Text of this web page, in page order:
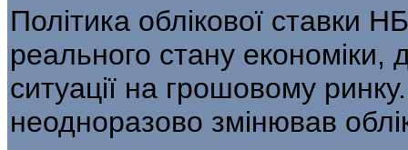
Політика облікової ставки
реаль­ного стану економіки,
ситуації на грошо­вому
неодноразово змінював